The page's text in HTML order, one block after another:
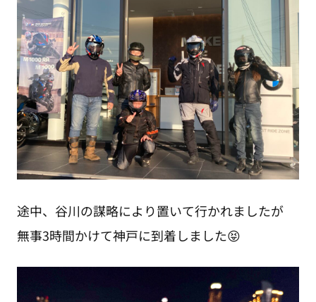
途中、谷川の謀略により置いて行かれましたが
無事3時間かけて神戸に到着しました😝